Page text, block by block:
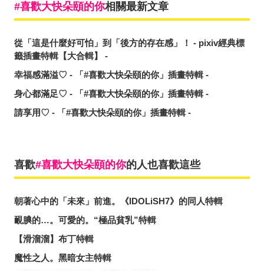
喜歡大快朵頤的你相關最新文章
從「這是什麼好可怕」到「後方的存在感」！ - pixiv經典標
籤插畫特輯【大合輯】 -
幸福感滿溢♡ - 「#喜歡大快朵頤的你」插畫特輯 -
身心都滿足♡ - 「#喜歡大快朵頤的你」插畫特輯 -
請享用♡ - 「#喜歡大快朵頤的你」插畫特輯 -
喜歡 喜歡大快朵頤的你的人也喜歡這些
朝著心中的「未來」前進。《IDOLiSH7》的同人特輯
靦腆的…。可愛的。“極品貧乳”特輯
【滑溜溜】布丁特輯
魔性之人。黑暗女主特輯